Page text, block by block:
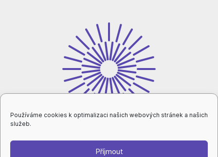
Používáme cookies k optimalizaci našich webových stránek a našich
služeb.
Příjmout